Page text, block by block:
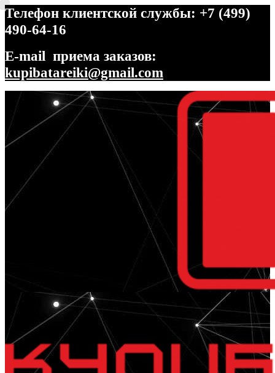
Телефон клиентской службы: +7 (499)
490-64-16
E-mail приема заказов:
kupibatareiki@gmail.com
Перейти
навигации
Перейти
содержимому